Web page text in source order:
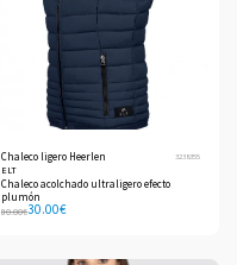
Chaleco ligero Heerlen 3238355
ELT
Chaleco acolchado ultraligero efecto
plumón
80.00€30.00€